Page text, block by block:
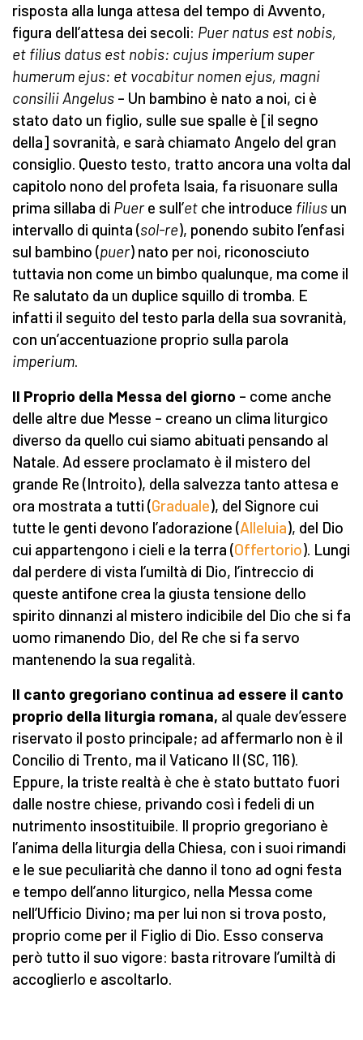
risposta alla lunga attesa del tempo di Avvento,
figura dell’attesa dei secoli: Puer natus est nobis,
et filius datus est nobis: cujus imperium super
humerum ejus: et vocabitur nomen ejus, magni
consilii Angelus – Un bambino è nato a noi, ci è
stato dato un figlio, sulle sue spalle è [il segno
della] sovranità, e sarà chiamato Angelo del gran
consiglio. Questo testo, tratto ancora una volta dal
capitolo nono del profeta Isaia, fa risuonare sulla
prima sillaba di Puere sull’et che introduce filius un
intervallo di quinta (sol-re), ponendo subito l’enfasi
sul bambino (puer) nato per noi, riconosciuto
tuttavia non come un bimbo qualunque, ma come il
Re salutato da un duplice squillo di tromba. E
infatti il seguito del testo parla della sua sovranità,
con un’accentuazione proprio sulla parola
imperium.
Il Proprio della Messa del giorno – come anche
delle altre due Messe – creano un clima liturgico
diverso da quello cui siamo abituati pensando al
Natale. Ad essere proclamato è il mistero del
grande Re (Introito), della salvezza tanto attesa e
ora mostrata a tutti (Graduale), del Signore cui
tutte le genti devono l’adorazione (Alleluia), del Dio
cui appartengono i cieli e la terra (Offertorio). Lungi
dal perdere di vista l’umiltà di Dio, l’intreccio di
queste antifone crea la giusta tensione dello
spirito dinnanzi al mistero indicibile del Dio che si fa
uomo rimanendo Dio, del Re che si fa servo
mantenendo la sua regalità.
Il canto gregoriano continua ad essere il canto
proprio della liturgia romana, al quale dev’essere
riservato il posto principale; ad affermarlo non è il
Concilio di Trento, ma il Vaticano II (SC, 116).
Eppure, la triste realtà è che è stato buttato fuori
dalle nostre chiese, privando così i fedeli di un
nutrimento insostituibile. Il proprio gregoriano è
l’anima della liturgia della Chiesa, con i suoi rimandi
e le sue peculiarità che danno il tono ad ogni festa
e tempo dell’anno liturgico, nella Messa come
nell’Ufficio Divino; ma per lui non si trova posto,
proprio come per il Figlio di Dio. Esso conserva
però tutto il suo vigore: basta ritrovare l’umiltà di
accoglierlo e ascoltarlo.